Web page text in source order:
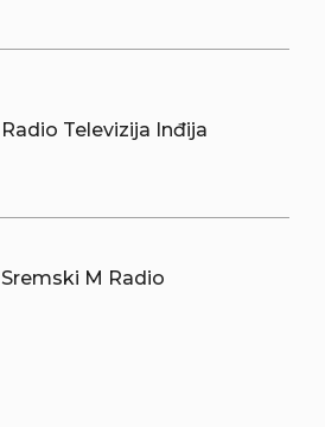
Radio Televizija Inđija
Sremski M Radio